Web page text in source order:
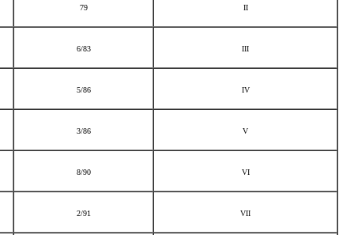
II
79
III
6/83
IV
5/86
V
3/86
VI
8/90
VII
2/91